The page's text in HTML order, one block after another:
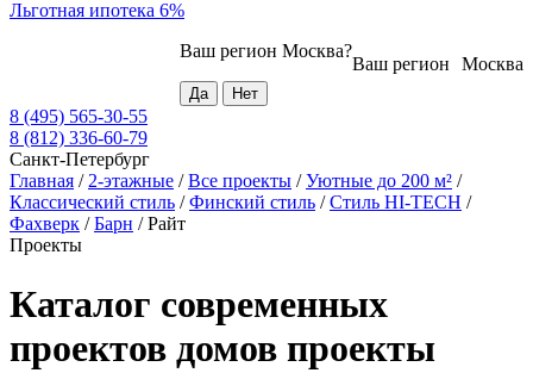
Льготная ипотека 6%
Москва
Ваш регион
Ваш регион Москва?
8 (495) 565-30-55
8 (812) 336-60-79
Санкт-Петербург
Главная / 2-этажные /Все проекты /Уютные до 200 м² /
Классический стиль /Финский стиль /Стиль HI-TECH /
Фахверк /Барн /Райт
Проекты
Каталог современных
проектов домов проекты